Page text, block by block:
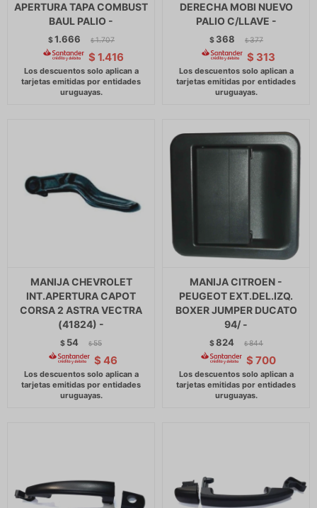
APERTURA TAPA COMBUST
BAUL PALIO -
$1.666 $ 1.707
$ 1.416
DERECHA MOBI NUEVO
PALIO C/LLAVE -
$ 368 $ 377
$ 313
MANIJA CHEVROLET
INT.APERTURA CAPOT
CORSA 2 ASTRA VECTRA
(41824) -
$ 54 $ 55
$ 46
MANIJA CITROEN -
PEUGEOT EXT.DEL.IZQ.
BOXER JUMPER DUCATO
94/ -
$824 $ 844
$ 700